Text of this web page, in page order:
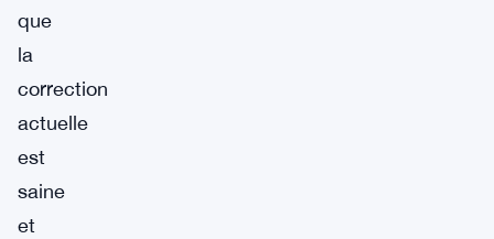
que
la
correction
actuelle
est
saine
et